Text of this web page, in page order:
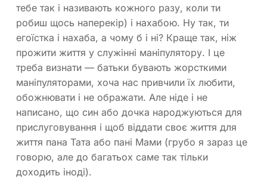
тебе так і називають кожного разу, коли ти
робиш щось наперекір) і нахабою. Ну так, ти
егоїстка і нахаба, а чому б і ні? Краще так, ніж
прожити життя у служінні маніпулятору. І це
треба визнати — батьки бувають жорсткими
маніпуляторами, хоча нас привчили їх любити,
обожнювати і не ображати. Але ніде і не
написано, що син або дочка народжуються для
прислуговування і щоб віддати своє життя для
життя пана Тата або пані Мами (грубо я зараз це
говорю, але до багатьох саме так тільки
доходить іноді).